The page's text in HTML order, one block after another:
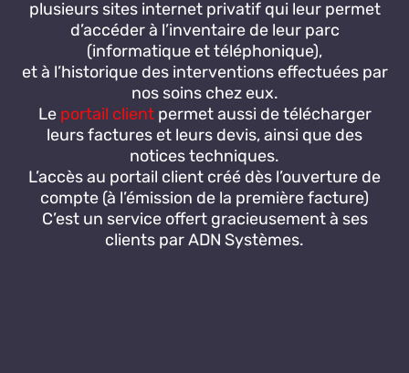
plusieurs sites internet privatif qui leur permet
d’accéder à l’inventaire de leur parc
(informatique et téléphonique),
et à l’historique des interventions effectuées par
nos soins chez eux.
Le portail clientpermet aussi de télécharger
leurs factures et leurs devis, ainsi que des
notices techniques.
L’accès au portail client créé dès l’ouverture de
compte (à l’émission de la première facture)
C’est un service offert gracieusement à ses
clients par ADN Systèmes.